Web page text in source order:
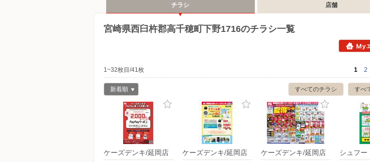
チラシ 店舗
宮崎県西臼杵郡高千穂町下野1716のチラシ一覧
1~32枚目/41枚 1 2
すべ
すべてのチラシ
新着順
ケーズデンキ/延岡店 ケーズデンキ/延岡店 ケーズデンキ/延岡店 シュフー